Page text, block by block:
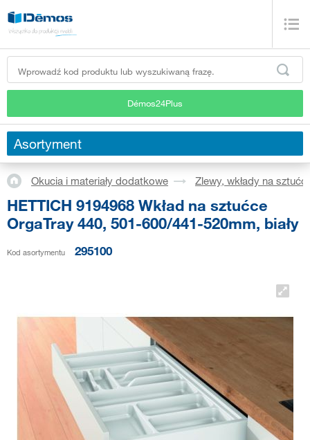
Démos24Plus
Asortyment
Okucia i materiały dodatkowe Zlewy, wkłady na
HETTICH 9194968 Wkład na sztućce
OrgaTray 440, 501-600/441-520mm, biały
Kod asortymentu 295100